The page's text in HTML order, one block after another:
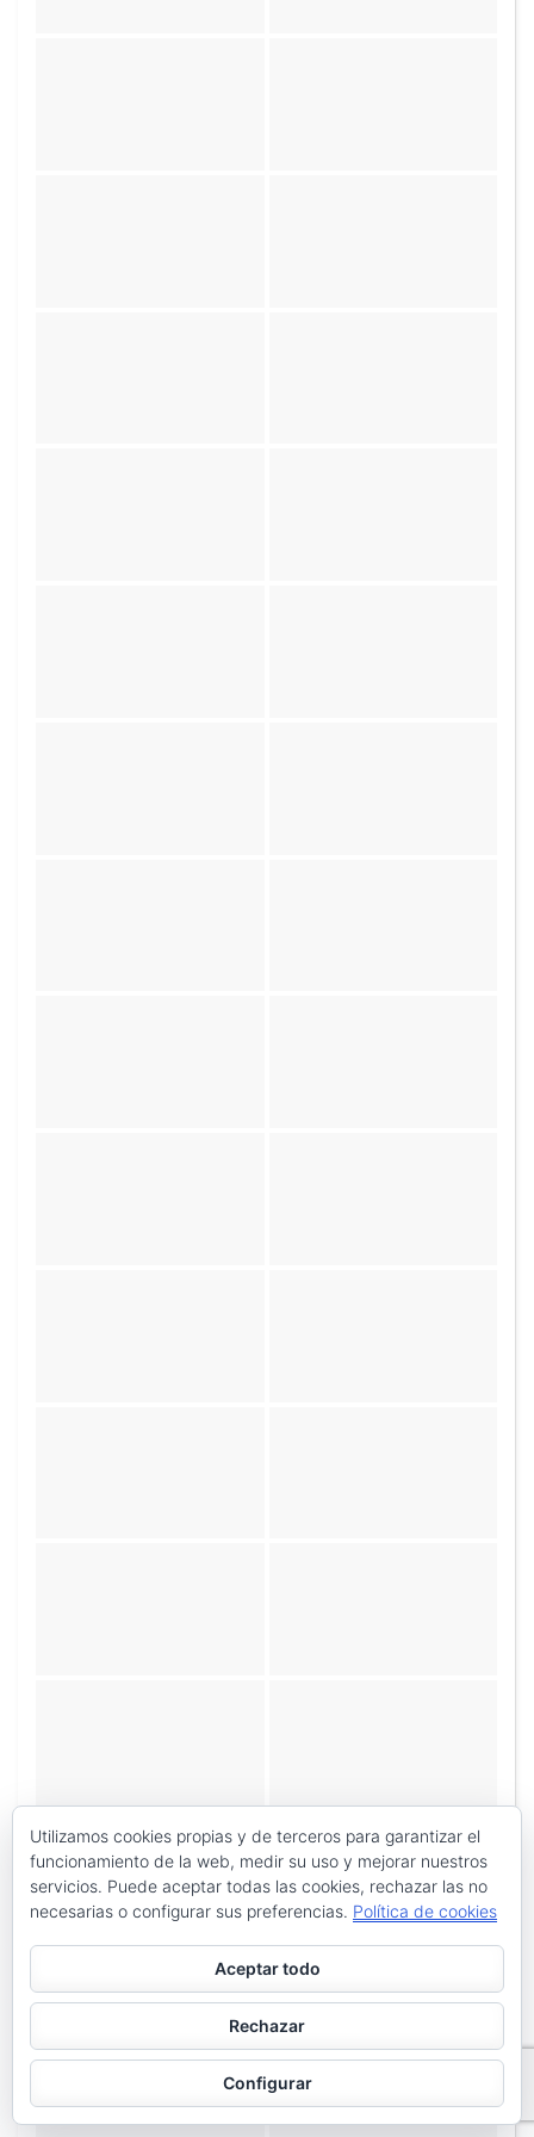
« ‹ de6 › »
Utilizamos cookies propias y de terceros para garantizar el
funcionamiento de la web, medir su uso y mejorar nuestros
servicios. Puede aceptar todas las cookies, rechazar las no
necesarias o configurar sus preferencias. Política de cookies
Aceptar todo
Rechazar
Configurar